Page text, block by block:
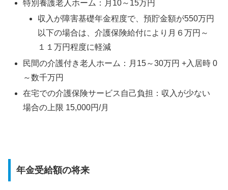
特別養護老人ホーム：月10～15万円
収入が障害基礎年金程度で、預貯金額が550万円
以下の場合は、介護保険給付により月６万円～
１１万円程度に軽減
民間の介護付き老人ホーム：月15～30万円 +入居時 0
～数千万円
在宅での介護保険サービス自己負担：収入が少ない
場合の上限 15,000円/月
年金受給額の将来